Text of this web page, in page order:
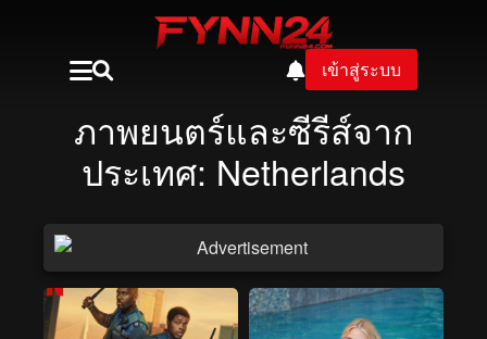
เข้าสู่ระบบ
ภาพยนตร์และซีรีส์จาก
ประเทศ: Netherlands